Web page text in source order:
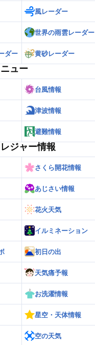
雲レーダー
風レーダー
世界の雨雲レーダー
ダー 黄砂レーダー
ュー
台風情報
津波情報
避難情報
ジャー情報
さくら開花情報
あじさい情報
花火天気
イルミネーション
初日の出
天気痛予報
お洗濯情報
星空・天体情報
空の天気